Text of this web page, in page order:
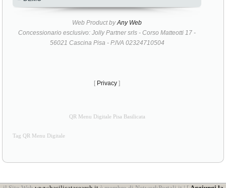
Web Product byAny Web
Concessionario esclusivo: Jolly Partner srls - Corso Matteotti 17 -
56021 Cascina Pisa - P.IVA 02324710504
[ Privacy ]
QR Menu Digitale Pisa Basilicata
Tag QR Menu Digitale